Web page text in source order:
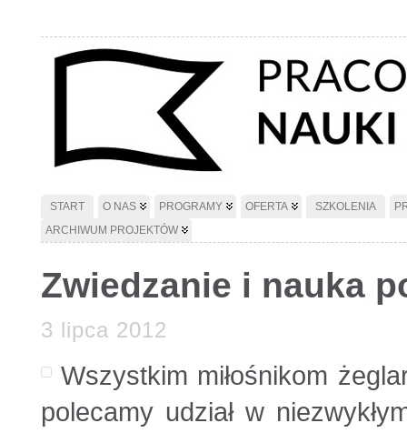
START O NAS PROGRAMY OFERTA SZKOLENIA
ARCHIWUM PROJEKTÓW
Zwiedzanie i nauka
3 lipca 2012
Wszystkim miłośnikom
polecamy udział w